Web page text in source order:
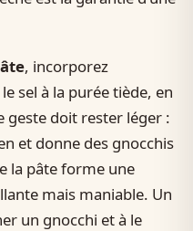
, incorporez
sel à la purée tiède, en
geste doit rester léger :
et donne des gnocchis
la pâte forme une
mais maniable. Un
un gnocchi et à le